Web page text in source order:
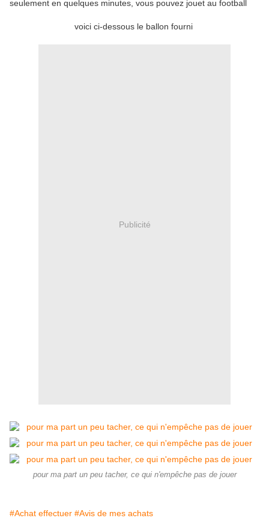
seulement en quelques minutes, vous pouvez jouet au football
voici ci-dessous le ballon fourni
Publicité
pour ma part un peu tacher, ce qui n'empêche pas de jouer
#Achat effectuer #Avis de mes achats